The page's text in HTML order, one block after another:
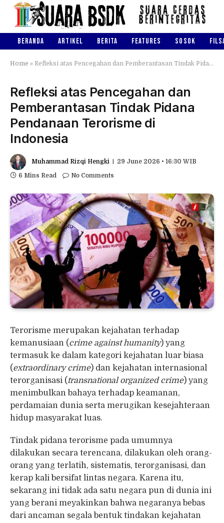
BERANDA ARTIKEL BERITA FEATURES SOSOK
Home » Refleksi atas Pencegahan dan Pemberantasan Tindak Pidana Pendanaan Terorisme di Indonesia
Refleksi atas Pencegahan dan
Pemberantasan Tindak Pidana
Pendanaan Terorisme di
Indonesia
Muhammad Rizqi Hengki
29 June 2026 • 16:30 WIB
6 Mins Read
No Comments
Terorisme merupakan kejahatan terhadap
kemanusiaan (crime against humanity) yang
termasuk ke dalam kategori kejahatan luar biasa
(extraordinary crime) dan kejahatan internasional
terorganisasi ( transnational organized crime) yang
menimbulkan bahaya terhadap keamanan,
perdamaian dunia serta merugikan kesejahteraan
hidup masyarakat luas.
Tindak pidana terorisme pada umumnya
dilakukan secara terencana, dilakukan oleh orang-
orang yang terlatih, sistematis, terorganisasi, dan
kerap kali bersifat lintas negara. Karena itu,
sekarang ini tidak ada satu negara pun di dunia ini
yang berani meyakinkan bahwa negaranya bebas
dari ancaman segala bentuk tindakan kejahatan